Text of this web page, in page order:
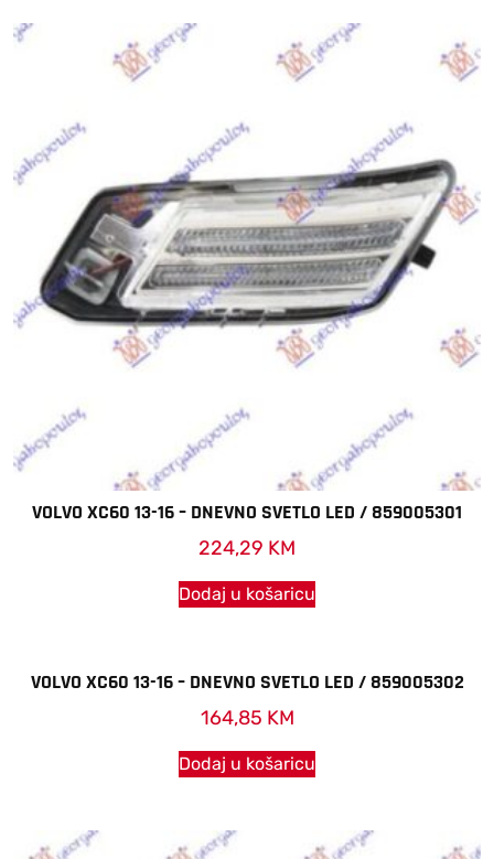
VOLVO XC60 13-16 – DNEVNO SVETLO LED / 859005301
224,29 KM
Dodaj u košaricu
VOLVO XC60 13-16 – DNEVNO SVETLO LED / 859005302
164,85 KM
Dodaj u košaricu